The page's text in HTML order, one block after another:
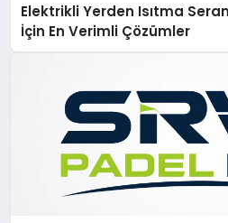
Elektrikli Yerden Isıtma
İçin En Verimli Çözümler